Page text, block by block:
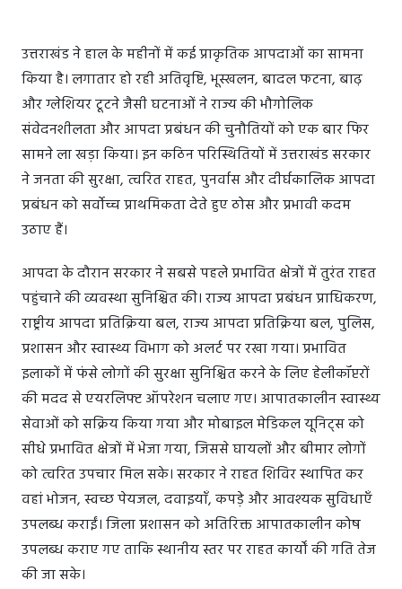
उत्तराखंड ने हाल के महीनों में कई प्राकृतिक आपदाओं का सामना
किया है। लगातार हो रही अतिवृष्टि, भूस्खलन, बादल फटना, बाढ़
और ग्लेशियर टूटने जैसी घटनाओं ने राज्य की भौगोलिक
संवेदनशीलता और आपदा प्रबंधन की चुनौतियों को एक बार फिर
सामने ला खड़ा किया। इन कठिन परिस्थितियों में उत्तराखंड सरकार
ने जनता की सुरक्षा, त्वरित राहत, पुनर्वास और दीर्घकालिक आपदा
प्रबंधन को सर्वोच्च प्राथमिकता देते हुए ठोस और प्रभावी कदम
उठाए हैं।
आपदा के दौरान सरकार ने सबसे पहले प्रभावित क्षेत्रों में तुरंत राहत
पहुंचाने की व्यवस्था सुनिश्चित की। राज्य आपदा प्रबंधन प्राधिकरण,
राष्ट्रीय आपदा प्रतिक्रिया बल, राज्य आपदा प्रतिक्रिया बल, पुलिस,
प्रशासन और स्वास्थ्य विभाग को अलर्ट पर रखा गया। प्रभावित
इलाकों में फंसे लोगों की सुरक्षा सुनिश्चित करने के लिए हेलीकॉप्टरों
की मदद से एयरलिफ्ट ऑपरेशन चलाए गए। आपातकालीन स्वास्थ्य
सेवाओं को सक्रिय किया गया और मोबाइल मेडिकल यूनिट्स को
सीधे प्रभावित क्षेत्रों में भेजा गया, जिससे घायलों और बीमार लोगों
को त्वरित उपचार मिल सके। सरकार ने राहत शिविर स्थापित कर
वहां भोजन, स्वच्छ पेयजल, दवाइयाँ, कपड़े और आवश्यक सुविधाएँ
उपलब्ध कराईं। जिला प्रशासन को अतिरिक्त आपातकालीन कोष
उपलब्ध कराए गए ताकि स्थानीय स्तर पर राहत कार्यों की गति तेज
की जा सके।